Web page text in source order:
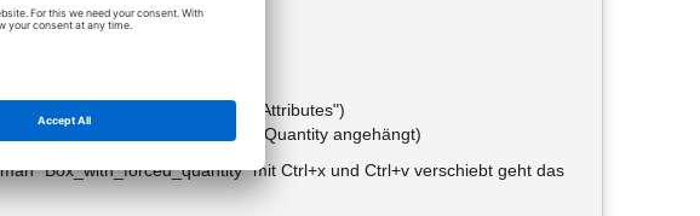
schon drin...
(hat ein volumen aber in "Allplan Attributes")
3d Körper (hat das Volumen als Quantity angehängt)
"Box_with_forced_quantity" mit Ctrl+x und Ctrl+v verschiebt geht das